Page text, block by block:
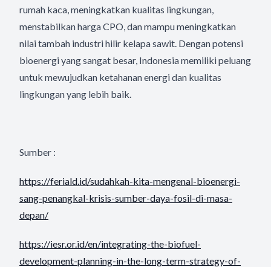
rumah kaca, meningkatkan kualitas lingkungan,
menstabilkan harga CPO, dan mampu meningkatkan
nilai tambah industri hilir kelapa sawit. Dengan potensi
bioenergi yang sangat besar, Indonesia memiliki peluang
untuk mewujudkan ketahanan energi dan kualitas
lingkungan yang lebih baik.
Sumber :
https://feriald.id/sudahkah-kita-mengenal-bioenergi-
sang-penangkal-krisis-sumber-daya-fosil-di-masa-
depan/
https://iesr.or.id/en/integrating-the-biofuel-
development-planning-in-the-long-term-strategy-of-